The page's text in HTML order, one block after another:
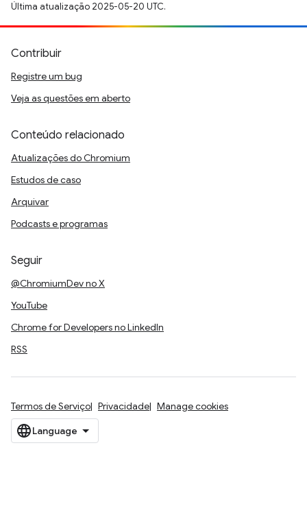
Última atualização 2025-05-20 UTC.
Contribuir
Registre um bug
Veja as questões em aberto
Conteúdo relacionado
Atualizações do Chromium
Estudos de caso
Arquivar
Podcasts e programas
Seguir
@ChromiumDev no X
YouTube
Chrome for Developers no LinkedIn
RSS
Termos de Serviço Privacidade Manage cookies